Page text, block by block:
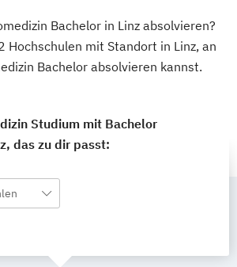
Bachelor in Linz absolvieren?
Hochschulen mit Standort in Linz, an
Bachelor absolvieren kannst.
Studium mit Bachelor
das zu dir passt: